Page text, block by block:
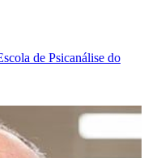
de Psicanálise do